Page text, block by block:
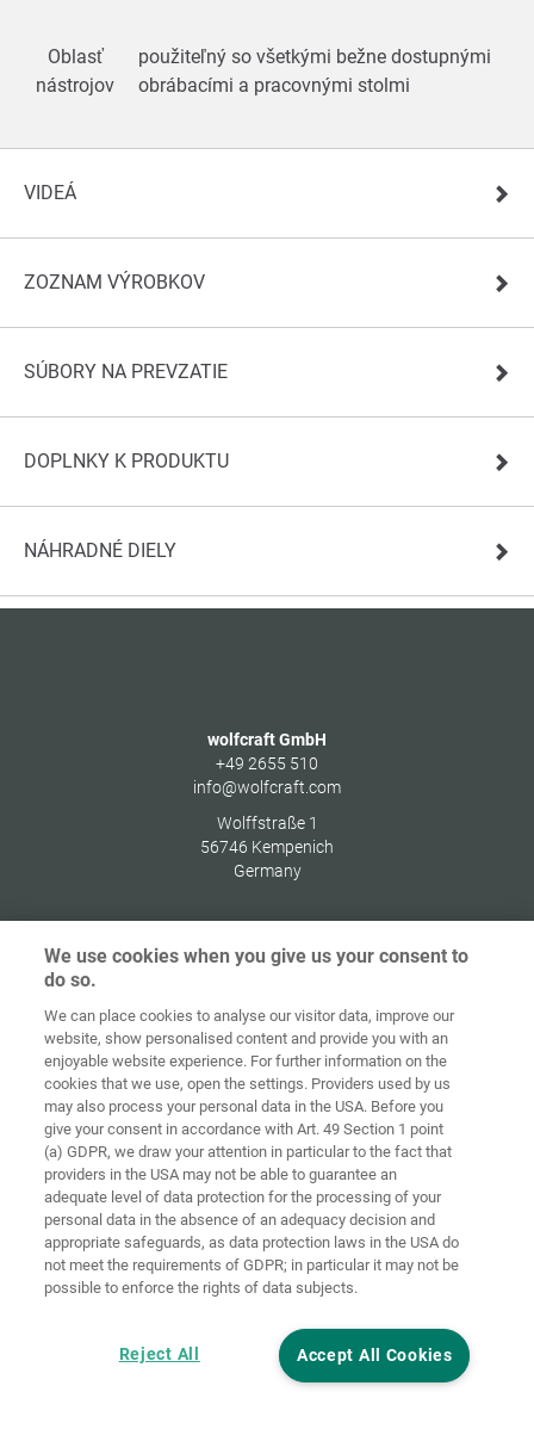
Oblasť
nástrojov
použiteľný so všetkými bežne dostupnými
obrábacími a pracovnými stolmi
VIDEÁ
ZOZNAM VÝROBKOV
SÚBORY NA PREVZATIE
DOPLNKY K PRODUKTU
NÁHRADNÉ DIELY
wolfcraft GmbH
+49 2655 510
info@wolfcraft.com
Wolffstraße 1
56746 Kempenich
Germany
Domov Kontakt Tiráž
osobných
údajov
VOP
Smernice pre
súbory cookie Prihlásiť
Accessibility
Statement
Nastavenia súborov cookie
We use cookies when you give us your consent to
do so.
We can place cookies to analyse our visitor data, improve our
website, show personalised content and provide you with an
enjoyable website experience. For further information on the
cookies that we use, open the settings. Providers used by us
may also process your personal data in the USA. Before you
give your consent in accordance with Art. 49 Section 1 point
(a) GDPR, we draw your attention in particular to the fact that
providers in the USA may not be able to guarantee an
adequate level of data protection for the processing of your
personal data in the absence of an adequacy decision and
appropriate safeguards, as data protection laws in the USA do
not meet the requirements of GDPR; in particular it may not be
possible to enforce the rights of data subjects.
Accept All Cookies
Reject All